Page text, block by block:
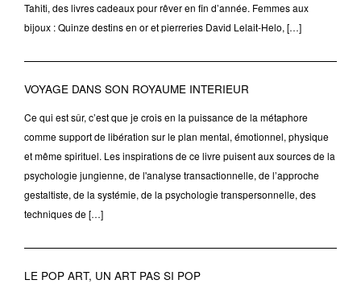
Tahiti, des livres cadeaux pour rêver en fin d’année. Femmes aux
bijoux : Quinze destins en or et pierreries David Lelait-Helo, […]
VOYAGE DANS SON ROYAUME INTERIEUR
Ce qui est sûr, c’est que je crois en la puissance de la métaphore
comme support de libération sur le plan mental, émotionnel, physique
et même spirituel. Les inspirations de ce livre puisent aux sources de la
psychologie jungienne, de l'analyse transactionnelle, de l’approche
gestaltiste, de la systémie, de la psychologie transpersonnelle, des
techniques de […]
LE POP ART, UN ART PAS SI POP